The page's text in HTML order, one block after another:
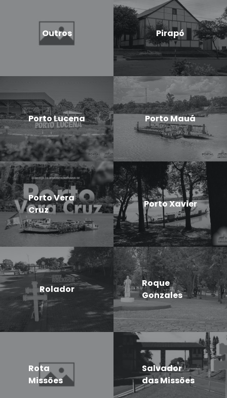
Outros Pirapó
Porto Lucena Porto Mauá
Porto Vera
Cruz
Porto Xavier
Rolador
Roque
Gonzales
Rota
Missões
Salvador
das Missões